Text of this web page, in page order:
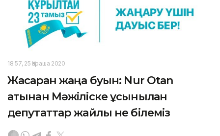
18:57, 25 Қараша 2020
Жасарған жаңа буын: Nur Otan
атынан Мәжіліске ұсынылған
депутаттар жайлы не білеміз